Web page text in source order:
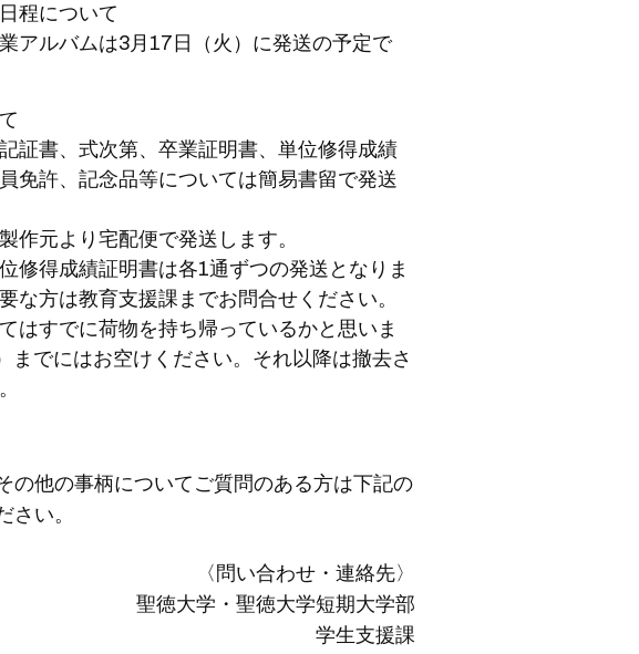
程について
アルバムは3月17日（火）に発送の予定で
証書、式次第、卒業証明書、単位修得成績
免許、記念品等については簡易書留で発送
作元より宅配便で発送します。
修得成績証明書は各1通ずつの発送となりま
な方は教育支援課までお問合せください。
はすでに荷物を持ち帰っているかと思いま
までにはお空けください。それ以降は撤去さ
の他の事柄についてご質問のある方は下記の
さい。
〈問い合わせ・連絡先〉
聖徳大学・聖徳大学短期大学部
学生支援課